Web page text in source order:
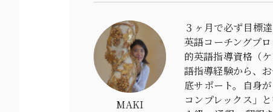
MAKI
３ヶ月で必ず目標
英語コーチングプ
的英語指導資格（
語指導経験から、
底サポート。自身
コンプレックス」